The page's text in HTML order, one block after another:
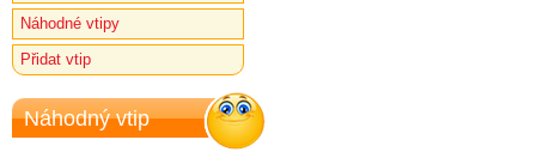
Náhodné vtipy
Přidat vtip
Náhodný vtip